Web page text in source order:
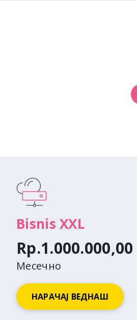
Bisnis XXL
Rp.1.000.000,00
Месечно
НАРАЧАЈ ВЕДНАШ